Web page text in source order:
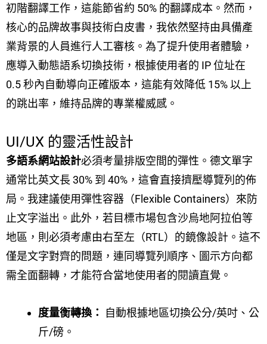
初階翻譯工作，這能節省約 50% 的翻譯成本。然而，
核心的品牌故事與技術白皮書，我依然堅持由具備產
業背景的人員進行人工審核。為了提升使用者體驗，
應導入動態語系切換技術，根據使用者的 IP 位址在
0.5 秒內自動導向正確版本，這能有效降低 15% 以上
的跳出率，維持品牌的專業權威感。
UI/UX 的靈活性設計
多語系網站設計必須考量排版空間的彈性。德文單字
通常比英文長 30% 到 40%，這會直接擠壓導覽列的佈
局。我建議使用彈性容器（Flexible Containers）來防
止文字溢出。此外，若目標市場包含沙烏地阿拉伯等
地區，則必須考慮由右至左（RTL）的鏡像設計。這不
僅是文字對齊的問題，連同導覽列順序、圖示方向都
需全面翻轉，才能符合當地使用者的閱讀直覺。
度量衡轉換：
自動根據地區切換公分/英吋、公
斤/磅。